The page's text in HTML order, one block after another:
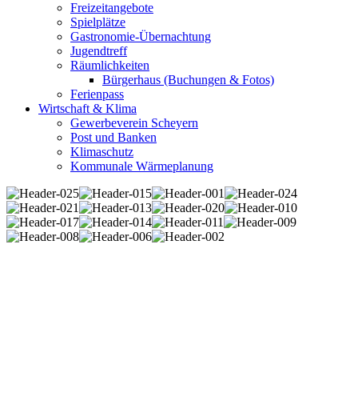
Freizeitangebote
Spielplätze
Gastronomie-Übernachtung
Jugendtreff
Räumlichkeiten
Bürgerhaus (Buchungen & Fotos)
Ferienpass
Wirtschaft & Klima
Gewerbeverein Scheyern
Post und Banken
Klimaschutz
Kommunale Wärmeplanung